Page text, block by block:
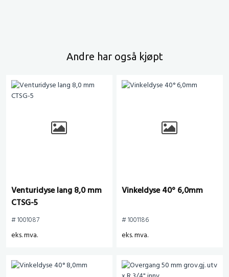
Andre har også kjøpt
Venturidyse lang 8,0 mm
CTSG-5
# 1001087
eks. mva.
Vinkeldyse 40° 6,0mm
# 1001186
eks. mva.